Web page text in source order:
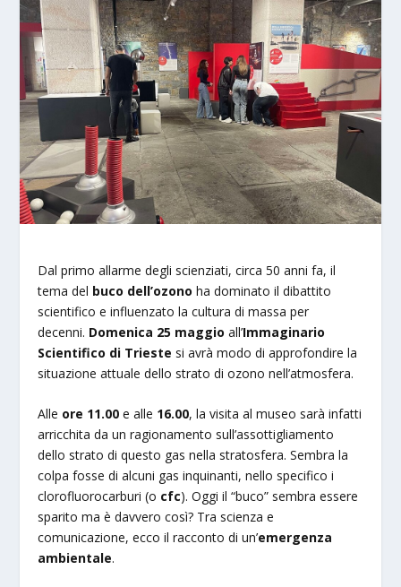
Dal primo allarme degli scienziati, circa 50 anni fa, il
tema del buco dell’ozono ha dominato il dibattito
scientifico e influenzato la cultura di massa per
decenni. Domenica 25 maggio all’Immaginario
Scientifico di Trieste si avrà modo di approfondire la
situazione attuale dello strato di ozono nell’atmosfera.
Alle ore 11.00e alle 16.00, la visita al museo sarà infatti
arricchita da un ragionamento sull’assottigliamento
dello strato di questo gas nella stratosfera. Sembra la
colpa fosse di alcuni gas inquinanti, nello specifico i
clorofluorocarburi (o cfc). Oggi il “buco” sembra essere
sparito ma è davvero così? Tra scienza e
comunicazione, ecco il racconto di un’emergenza
ambientale.